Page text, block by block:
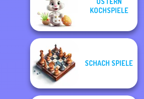
KOCHSPIELE
SCHACH SPIELE